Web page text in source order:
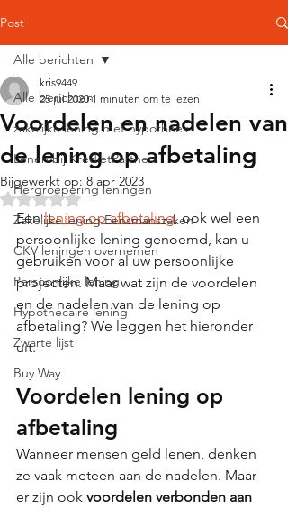
Post
Alle berichten
zakelijke lening met hypotheek
Lenen bij KredietPartners
Hergroepering leningen
Zakelijke lening Eensmanszaken
CKV leningen overnemen
Persoonlijke lening
Hypothecaire lening
Zwarte lijst
Buy Way
Alle berichten
Voordelen en nadelen van
de lening op afbetaling
kris9449
25 jul 2020 1 minuten om te lezen
Bijgewerkt op: 8 apr 2023
Beoordeeld met NaN uit 5 sterren.
Een lening op afbetaling, ook wel een
persoonlijke lening genoemd, kan u
gebruiken voor al uw persoonlijke
projecten. Maar wat zijn de voordelen
en de nadelen van de lening op
afbetaling? We leggen het hieronder
uit.
Voordelen lening op
afbetaling
Wanneer mensen geld lenen, denken
ze vaak meteen aan de nadelen. Maar
er zijn ook voordelen verbonden aan